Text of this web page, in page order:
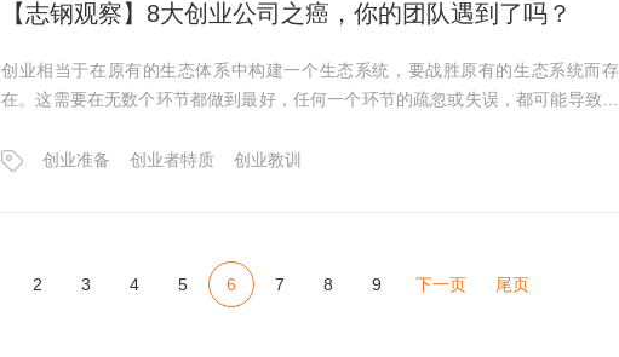
【志钢观察】8大创业公司之癌，你的团队遇到了吗？
创业相当于在原有的生态体系中构建一个生态系统，要战胜原有的生态系统而存
在。这需要在无数个环节都做到最好，任何一个环节的疏忽或失误，都可能导致灭
创业准备
创业者特质 创业教训
2 3 4 5 6 7 8 9 下一页 尾页